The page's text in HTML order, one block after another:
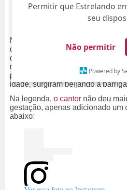
Permitir que Estrelando
seu
Não permitir
Powered by
Maluma vai ser papai de dois! No
o cantor colombiano surpreendeu
clique anunciando a segunda
namorada, Susana Gomez. Na
primogênita do casal,Paris, de
idade, surgiram beijando a
Na legenda, o cantor não deu
gestação, apenas adicionado um
abaixo: